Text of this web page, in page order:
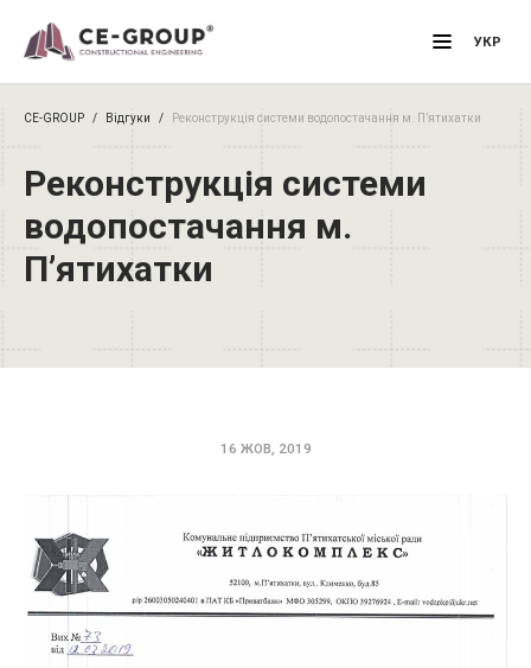
Primary
УКР
CE-GROUP / Відгуки / Реконструкція системи водопостачання м. П’ятихатки
Реконструкція системи
водопостачання м.
П’ятихатки
16 ЖОВ, 2019